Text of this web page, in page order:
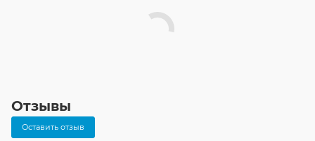
Отзывы
Оставить отзыв